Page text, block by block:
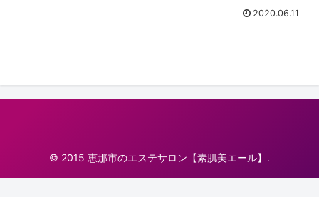
2020.06.11
© 2015 恵那市のエステサロン【素肌美エール】.